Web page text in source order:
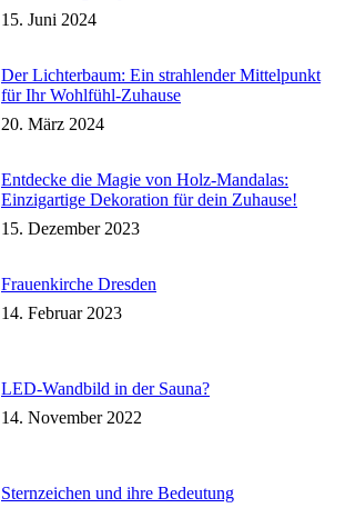
15. Juni 2024
Der Lichterbaum: Ein strahlender Mittelpunkt
für Ihr Wohlfühl-Zuhause
20. März 2024
Entdecke die Magie von Holz-Mandalas:
Einzigartige Dekoration für dein Zuhause!
15. Dezember 2023
Frauenkirche Dresden
14. Februar 2023
LED-Wandbild in der Sauna?
14. November 2022
Sternzeichen und ihre Bedeutung